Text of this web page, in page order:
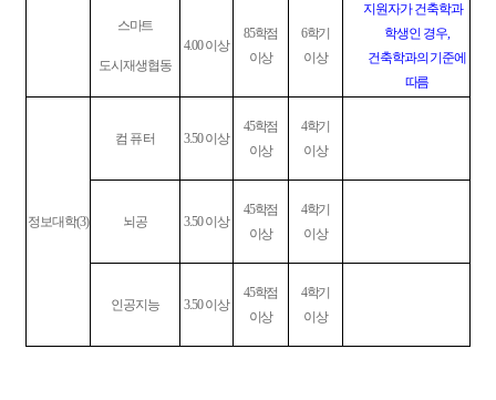
스마트
도시재생협동
4.00이상
85학점
이상
6학기
이상
지원자가 건축학과
학생인 경우,
건축학과의 기준에
따름
정보대학(3)
컴 퓨 터 3.50이상
45학점
이상
4학기
이상
뇌공 3.50이상
45학점
이상
4학기
이상
인공지능 3.50이상
45학점
이상
4학기
이상